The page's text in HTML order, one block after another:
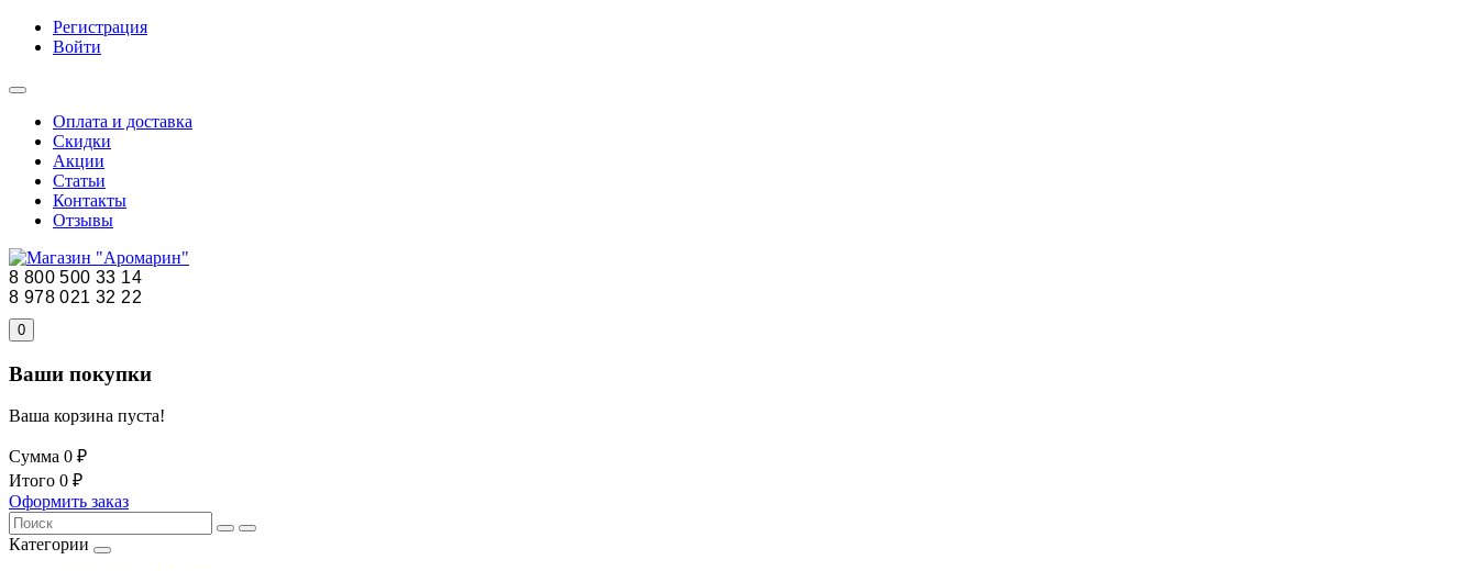
Регистрация
Войти
Оплата и доставка
Скидки
Акции
Статьи
Контакты
Отзывы
8 800 500 33 14
8 978 021 32 22
0
Ваши покупки
Ваша корзина пуста!
Сумма 0 ₽
Итого 0 ₽
Оформить заказ
Категории